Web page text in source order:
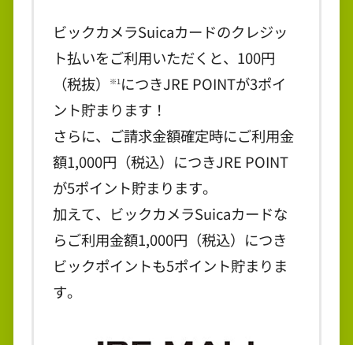
ビックカメラSuicaカードのクレジッ
ト払いをご利用いただくと、100円
（税抜）
※1 につきJRE POINTが3ポイ
ント貯まります！
さらに、ご請求金額確定時にご利用金
額1,000円（税込）につきJRE POINT
が5ポイント貯まります。
加えて、ビックカメラSuicaカードな
らご利用金額1,000円（税込）につき
ビックポイントも5ポイント貯まりま
す。